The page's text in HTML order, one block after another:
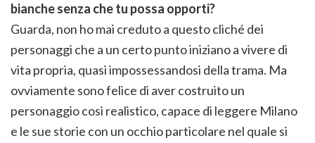
bianche senza che tu possa opporti?
Guarda, non ho mai creduto a questo cliché dei
personaggi che a un certo punto iniziano a vivere di
vita propria, quasi impossessandosi della trama. Ma
ovviamente sono felice di aver costruito un
personaggio così realistico, capace di leggere Milano
e le sue storie con un occhio particolare nel quale si